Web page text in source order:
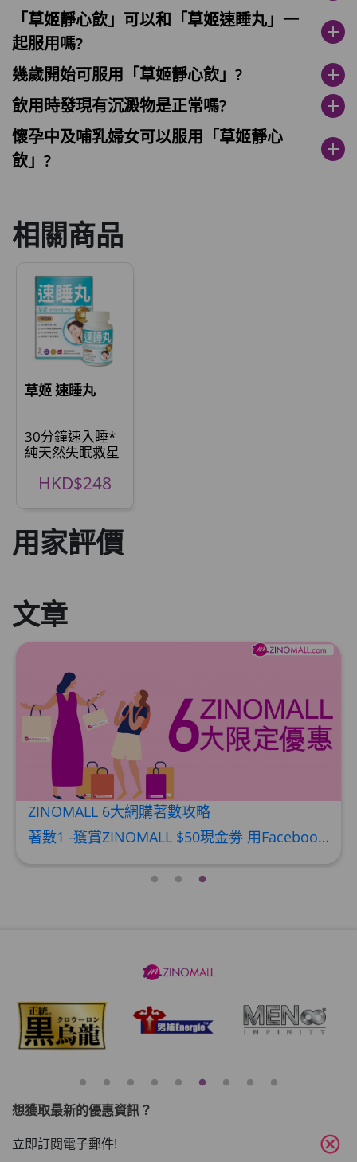
「草姬靜心飲」可以和「草姬速睡丸」一
起服用嗎?
add
幾歲開始可服用「草姬靜心飲」? add
飲用時發現有沉澱物是正常嗎? add
懷孕中及哺乳婦女可以服用「草姬靜心
飲」?
add
相關商品
草姬 速睡丸
30分鐘速入睡*
純天然失眠救星
HKD$248
用家評價
文章
ZINOMALL 6大網購著數攻略
著數1 -獲賞ZINOMALL $50現金劵 用Facebook或Email 成功登記做ZINOMALL網購會員，$50現金劵會自動加入閣下ZINOMALL的賬戶，單次購物滿$350，網上付款時即可使用$50優惠劵，只可使用一次。 著數2- 新會員購物滿$680(折實)即減$80, 再送豐富迎新禮物 【迎新禮物優惠劵】會自動加入閣下ZINOMALL的賬戶，新會員單次購物滿$680(折實)，網上付款時使用優惠劵，即減$80及送神秘迎新禮物。 著數3- 新會員購物滿$1088(折實)即減$150, 再送
想獲取最新的優惠資訊？
立即訂閱電子郵件!
cancel